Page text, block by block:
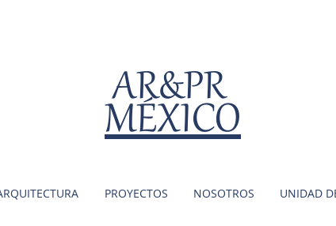
MÉXICO
AR&PR
PROYECTOS NOSOTROS UNIDAD